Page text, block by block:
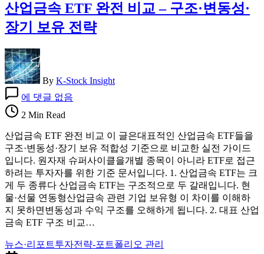
까
지
산업금속 ETF 완전 비교 – 구조·변동성·
장기 보유 전략
By K-Stock Insight
산
업
금
ETF
완
전
비
교
–
구
조
변
에 댓글 없음
2 Min Read
산업금속 ETF 완전 비교 이 글은대표적인 산업금속 ETF들을
구조·변동성·장기 보유 적합성 기준으로 비교한 실전 가이드
입니다. 원자재 슈퍼사이클을개별 종목이 아니라 ETF로 접근
하려는 투자자를 위한 기준 문서입니다. 1. 산업금속 ETF는 크
게 두 종류다 산업금속 ETF는 구조적으로 두 갈래입니다. 현
물·선물 연동형산업금속 관련 기업 보유형 이 차이를 이해하
지 못하면변동성과 수익 구조를 오해하게 됩니다. 2. 대표 산업
금속 ETF 구조 비교…
뉴스·리포트투자전략-포트폴리오 관리